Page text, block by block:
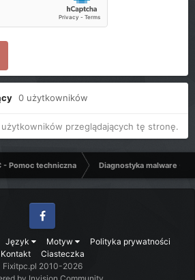
0 użytkowników
przeglądających tę stronę.
- Pomoc techniczna Diagnostyka malware -
Język Motyw
Polityka prywatności
Kontakt
Ciasteczka
Facebook
Fixitpc.pl 2010-2026